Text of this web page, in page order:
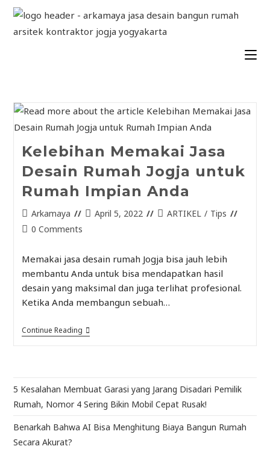
Kelebihan Memakai Jasa
Desain Rumah Jogja untuk
Rumah Impian Anda
Arkamaya April 5, 2022 ARTIKEL / Tips
0 Comments
Memakai jasa desain rumah Jogja bisa jauh lebih
membantu Anda untuk bisa mendapatkan hasil
desain yang maksimal dan juga terlihat profesional.
Ketika Anda membangun sebuah…
Continue Reading
5 Kesalahan Membuat Garasi yang Jarang Disadari Pemilik
Rumah, Nomor 4 Sering Bikin Mobil Cepat Rusak!
Benarkah Bahwa AI Bisa Menghitung Biaya Bangun Rumah
Secara Akurat?